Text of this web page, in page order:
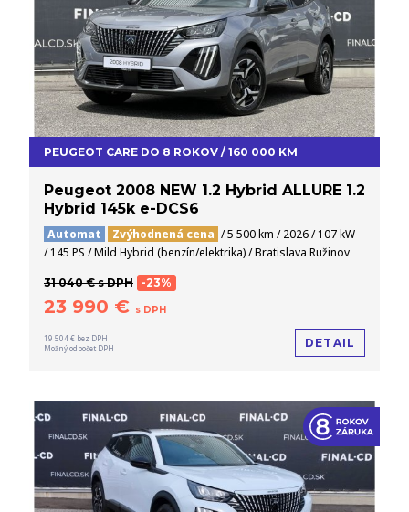
PEUGEOT CARE DO 8 ROKOV / 160 000 KM
Peugeot 2008 NEW 1.2 Hybrid ALLURE 1.2
Hybrid 145k e-DCS6
Automat Zvýhodnená cena / 5 500 km / 2026 / 107 kW
/ 145 PS / Mild Hybrid (benzín/elektrika) / Bratislava Ružinov
31 040 € s DPH -23%
23 990 € s DPH
19 504 € bez DPH
Možný odpočet DPH
DETAIL